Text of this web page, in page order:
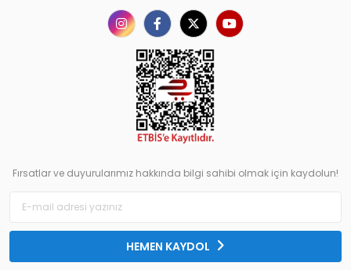
Fırsatlar ve duyurularımız hakkında bilgi sahibi olmak için kaydolun!
HEMEN KAYDOL